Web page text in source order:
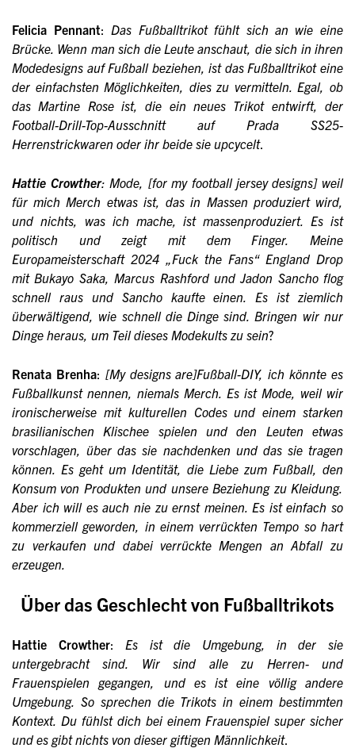
Felicia Pennant:Das Fußballtrikot fühlt sich an wie eine
Brücke. Wenn man sich die Leute anschaut, die sich in ihren
Modedesigns auf Fußball beziehen, ist das Fußballtrikot eine
der einfachsten Möglichkeiten, dies zu vermitteln. Egal, ob
das Martine Rose ist, die ein neues Trikot entwirft, der
Football-Drill-Top-Ausschnitt auf Prada SS25-
Herrenstrickwaren oder ihr beide sie upcycelt.
Hattie Crowther: Mode, [for my football jersey designs] weil
für mich Merch etwas ist, das in Massen produziert wird,
und nichts, was ich mache, ist massenproduziert. Es ist
politisch und zeigt mit dem Finger. Meine
Europameisterschaft 2024 „Fuck the Fans“ England Drop
mit Bukayo Saka, Marcus Rashford und Jadon Sancho flog
schnell raus und Sancho kaufte einen. Es ist ziemlich
überwältigend, wie schnell die Dinge sind. Bringen wir nur
Dinge heraus, um Teil dieses Modekults zu sein?
Renata Brenha: [My designs are]Fußball-DIY, ich könnte es
Fußballkunst nennen, niemals Merch. Es ist Mode, weil wir
ironischerweise mit kulturellen Codes und einem starken
brasilianischen Klischee spielen und den Leuten etwas
vorschlagen, über das sie nachdenken und das sie tragen
können. Es geht um Identität, die Liebe zum Fußball, den
Konsum von Produkten und unsere Beziehung zu Kleidung.
Aber ich will es auch nie zu ernst meinen. Es ist einfach so
kommerziell geworden, in einem verrückten Tempo so hart
zu verkaufen und dabei verrückte Mengen an Abfall zu
erzeugen.
Über das Geschlecht von Fußballtrikots
Hattie Crowther:Es ist die Umgebung, in der sie
untergebracht sind. Wir sind alle zu Herren- und
Frauenspielen gegangen, und es ist eine völlig andere
Umgebung. So sprechen die Trikots in einem bestimmten
Kontext. Du fühlst dich bei einem Frauenspiel super sicher
und es gibt nichts von dieser giftigen Männlichkeit.